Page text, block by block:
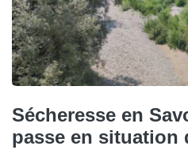
Sécheresse en
passe en situation